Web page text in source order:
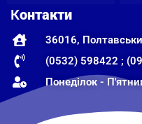
Контакти
36016,
(0532) 598422 ;
Понеділок -